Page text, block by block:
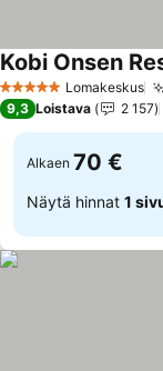
5 TähtiluokitusLomakeskus
Kobi Onsen
9,3 Loistava 2 157
Alkaen 70 €
Näytä hinnat 1